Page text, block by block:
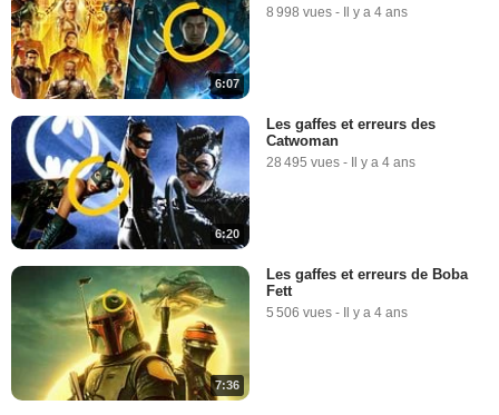
6:07
8 998 vues - Il y a 4 ans
6:20
Les gaffes et erreurs des
Catwoman
28 495 vues - Il y a 4 ans
7:36
Les gaffes et erreurs de Boba
Fett
5 506 vues - Il y a 4 ans